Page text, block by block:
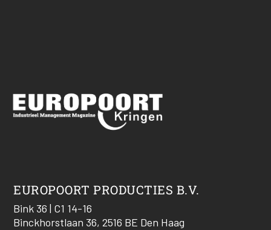
EUROPOORT PRODUCTIES B.V.
Bink 36 | C1 14-16
Binckhorstlaan 36, 2516 BE Den Haag